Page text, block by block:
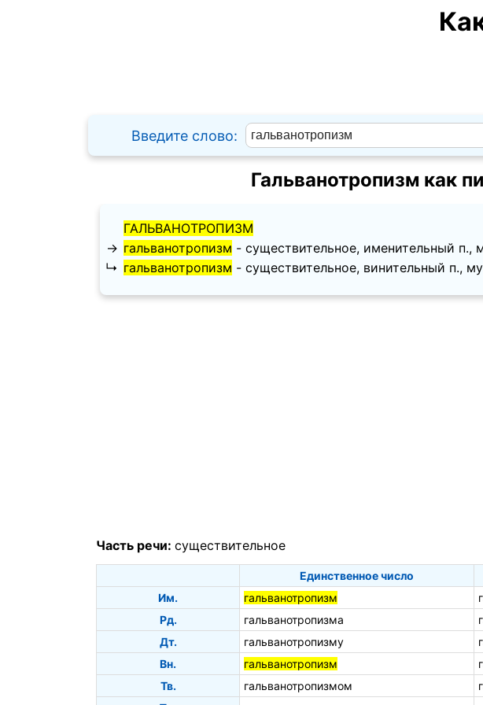
Введите слово:
Гальванотропизм как
ГАЛЬВАНОТРОПИЗМ
→ гальванотропизм - существительное, именительный п.,
↳ гальванотропизм - существительное, винительный п.,
Часть речи: существительное
Единственное число
Им.
гальванотропизм
Рд.
гальванотропизма
Дт.
гальванотропизму
Вн.
гальванотропизм
Тв.
гальванотропизмом